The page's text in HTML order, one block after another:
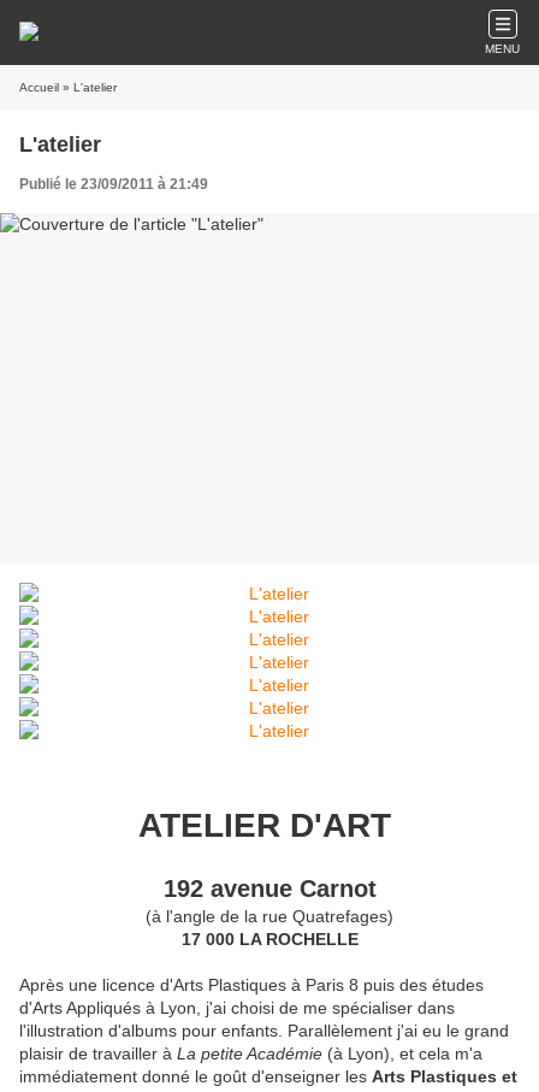
MENU
Accueil » L'atelier
L'atelier
Publié le 23/09/2011 à 21:49
ATELIER D'ART
192 avenue Carnot
(à l'angle de la rue Quatrefages)
17 000 LA ROCHELLE
Après une licence d'Arts Plastiques à Paris 8 puis des études
d'Arts Appliqués à Lyon, j'ai choisi de me spécialiser dans
l'illustration d'albums pour enfants. Parallèlement j'ai eu le grand
plaisir de travailler à La petite Académie (à Lyon), et cela m'a
immédiatement donné le goût d'enseigner les Arts Plastiques et